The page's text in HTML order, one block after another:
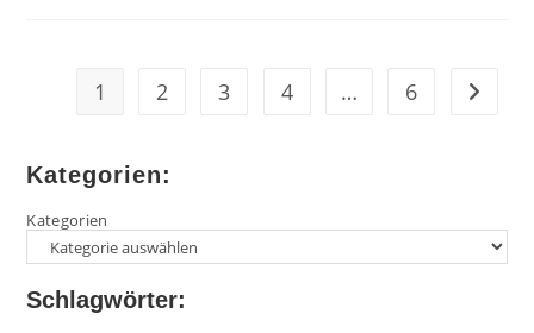
1 2 3 4 … 6 Zur
Kategorien:
Kategorien
Schlagwörter: